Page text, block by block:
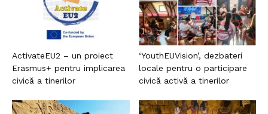
ActivateEU2 – un proiect
Erasmus+ pentru implicarea
civică a tinerilor
‘YouthEUVision’, dezbateri
locale pentru o participare
civică activă a tinerilor